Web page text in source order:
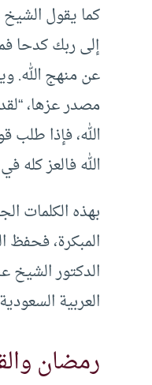
كما يقول الشيخ
إلى ربك كدحا
عن منهج الله.
مصدر عزها،
الله، فإذا طلب
الله فالعز كله
بهذه الكلمات
المبكرة، فحفظ
الدكتور
العربية
رمضان